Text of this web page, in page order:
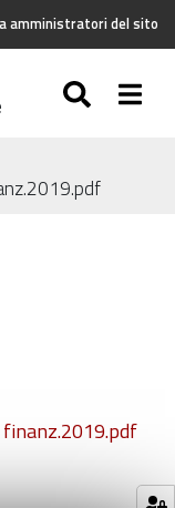
amministratori del sito